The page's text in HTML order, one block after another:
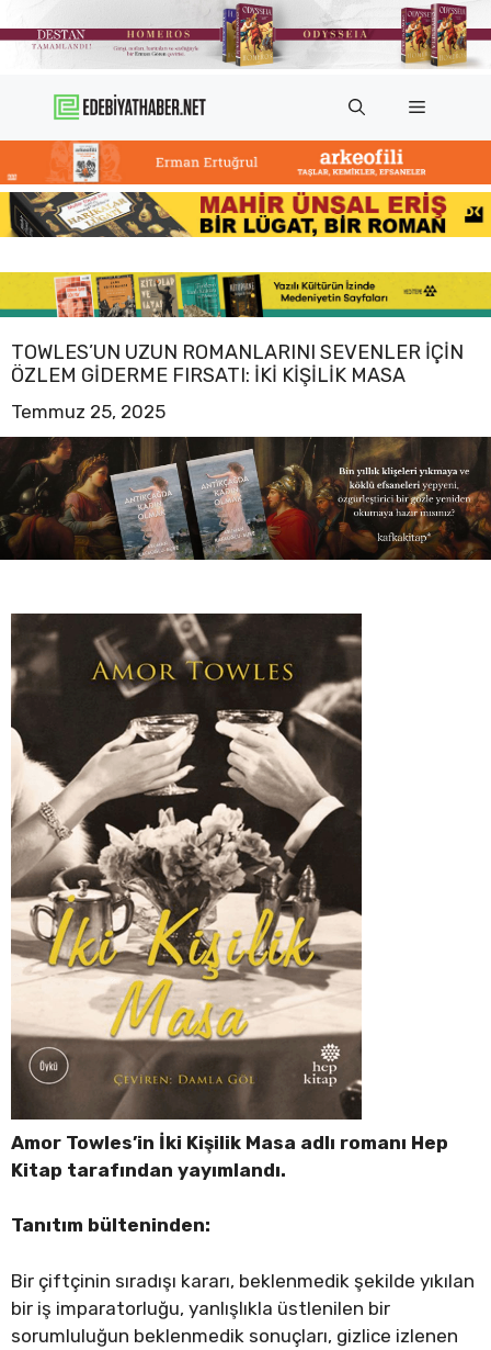
atla
Menü
TOWLES’UN UZUN ROMANLARINI SEVENLER IÇIN
ÖZLEM GIDERME FIRSATI: İKI KIŞILIK MASA
Temmuz 25, 2025
Amor Towles’in İki Kişilik Masa adlı romanı Hep
Kitap tarafından yayımlandı.
Tanıtım bülteninden:
Bir çiftçinin sıradışı kararı, beklenmedik şekilde yıkılan
bir iş imparatorluğu, yanlışlıkla üstlenilen bir
sorumluluğun beklenmedik sonuçları, gizlice izlenen